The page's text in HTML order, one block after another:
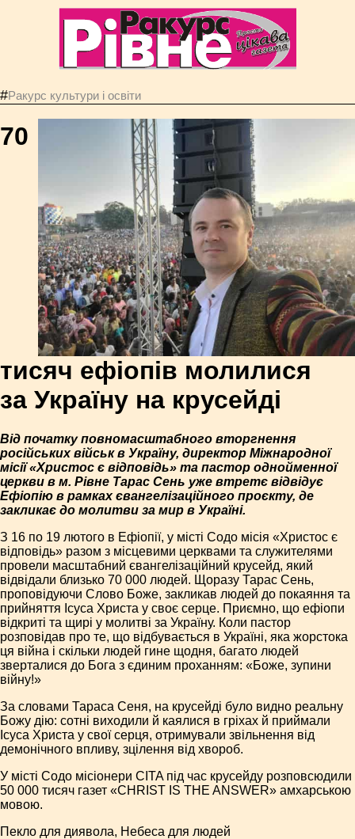
#Ракурс культури і освіти
70
тисяч ефіопів молилися
за Україну на крусейді
Від початку повномасштабного вторгнення
російських військ в Україну, директор Міжнародної
місії «Христос є відповідь» та пастор однойменної
церкви в м. Рівне Тарас Сень уже втретє відвідує
Ефіопію в рамках євангелізаційного проєкту, де
закликає до молитви за мир в Україні.
З 16 по 19 лютого в Ефіопії, у місті Содо місія «Христос є
відповідь» разом з місцевими церквами та служителями
провели масштабний євангелізаційний крусейд, який
відвідали близько 70 000 людей. Щоразу Тарас Сень,
проповідуючи Слово Боже, закликав людей до покаяння та
прийняття Ісуса Христа у своє серце. Приємно, що ефіопи
відкриті та щирі у молитві за Україну. Коли пастор
розповідав про те, що відбувається в Україні, яка жорстока
ця війна і скільки людей гине щодня, багато людей
зверталися до Бога з єдиним проханням: «Боже, зупини
війну!»
За словами Тараса Сеня, на крусейді було видно реальну
Божу дію: сотні виходили й каялися в гріхах й приймали
Ісуса Христа у свої серця, отримували звільнення від
демонічного впливу, зцілення від хвороб.
У місті Содо місіонери CITA під час крусейду розповсюдили
50 000 тисяч газет «CHRIST IS THE ANSWER» амхарською
мовою.
Пекло для диявола, Небеса для людей